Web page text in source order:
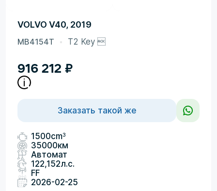
VOLVO V40, 2019
MB4154T T2 Key 
916 212 ₽
Заказать такой же
1500cm3
35000км
Автомат
122,152л.с.
FF
2026-02-25